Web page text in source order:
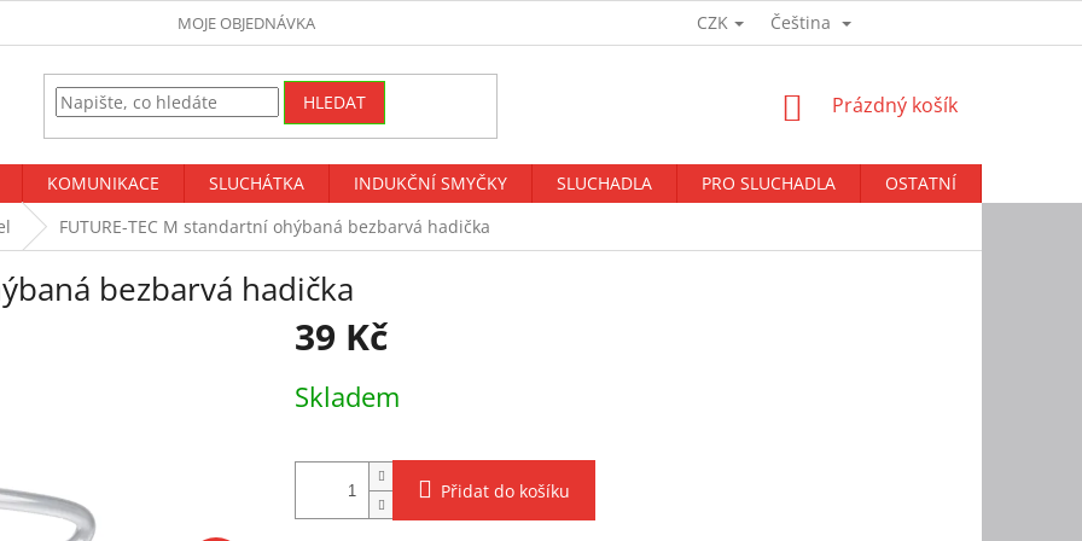
MOJE OBJEDNÁVKA CZK Čeština
HLEDAT
NÁKUPNÍ
Prázdný košík
KOMUNIKACE SLUCHÁTKA INDUKČNÍ SMYČKY SLUCHADLA PRO SLUCHADLA OSTATNÍ
FUTURE-TEC M standartní ohýbaná bezbarvá hadička
bezbarvá hadička
39 Kč
cena:
Skladem
Přidat do košíku